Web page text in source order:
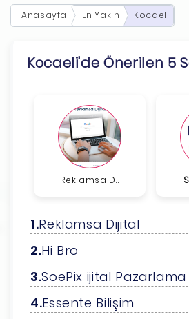
Anasayfa En Yakın Kocaeli
Kocaeli'de Önerilen 5
Reklamsa D...
Reklamsa Dijital
Hi Bro
SoePix ijital Pazarlama
Essente Bilişim